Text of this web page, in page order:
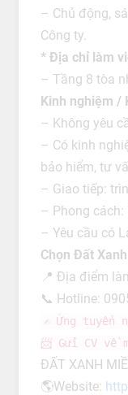
– Chủ động,
Công ty.
* Địa chỉ làm
– Tầng 8 tòa
Kinh nghiệm /
– Không yêu
– Có kinh
bảo hiểm, tư
– Giao tiếp:
– Phong cách:
– Yêu cầu có
Chọn Đất
📍 Địa điểm
📞 Hotline:
✍️ Ứng tuyển
📨 Gửi CV về
ĐẤT XANH
🌎Website: